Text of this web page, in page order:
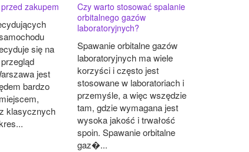
zakupem
się na
jest
bardzo
klasycznych
Czy warto stosować spalanie
orbitalnego gazów
laboratoryjnych?
Spawanie orbitalne gazów
laboratoryjnych ma wiele
korzyści i często jest
stosowane w laboratoriach i
przemyśle, a więc wszędzie
tam, gdzie wymagana jest
wysoka jakość i trwałość
spoin. Spawanie orbitalne
gaz�...